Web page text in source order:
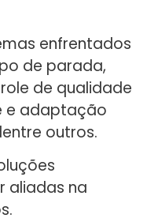
enfrentados
de parada,
de qualidade
e adaptação
outros.
aliadas na